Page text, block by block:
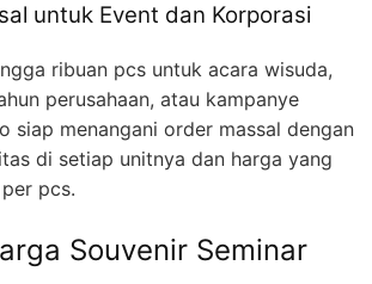
untuk Event dan Korporasi
ribuan pcs untuk acara wisuda,
perusahaan, atau kampanye
siap menangani order massal dengan
di setiap unitnya dan harga yang
pcs.
Souvenir Seminar